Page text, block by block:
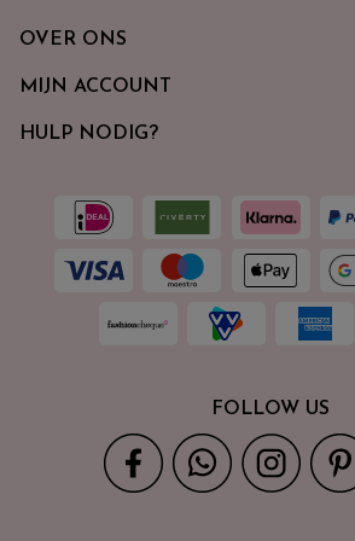
OVER ONS
MIJN ACCOUNT
HULP NODIG?
FOLLOW US